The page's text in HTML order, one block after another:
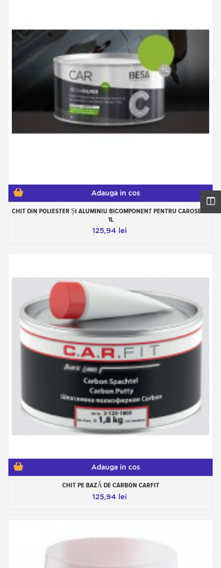
Adauga in cos
CHIT DIN POLIESTER ȘI ALUMINIU BICOMPONENT PENTRU CAROSERII
1L
125,94 lei
Adauga in cos
CHIT PE BAZĂ DE CARBON CARFIT
125,94 lei